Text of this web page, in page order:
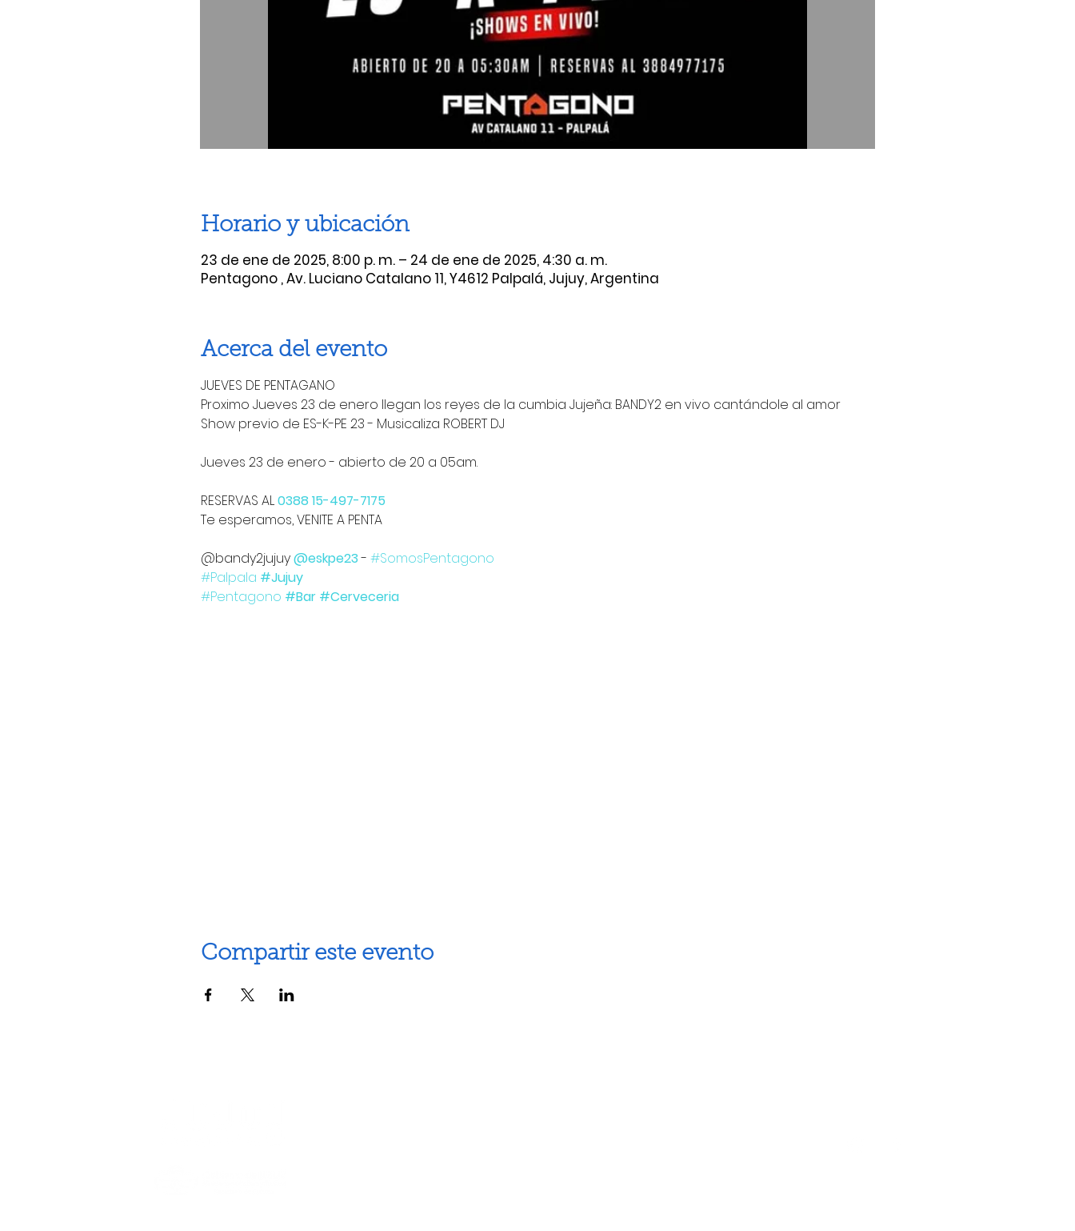
Horario y ubicación
23 de ene de 2025, 8:00 p. m. – 24 de ene de 2025, 4:30 a. m.
Pentagono , Av. Luciano Catalano 11, Y4612 Palpalá, Jujuy, Argentina
Acerca del evento
JUEVES DE PENTAGANO
Proximo Jueves 23 de enero llegan los reyes de la cumbia Jujeña: BANDY2 en vivo cantándole al amor
Show previo de ES-K-PE 23 - Musicaliza ROBERT DJ
Jueves 23 de enero - abierto de 20 a 05am.
RESERVAS AL 0388 15-497-7175
Te esperamos, VENITE A PENTA
@bandy2jujuy @eskpe23 - #SomosPentagono
#Palpala #Jujuy
#Pentagono #Bar #Cerveceria
Compartir este evento